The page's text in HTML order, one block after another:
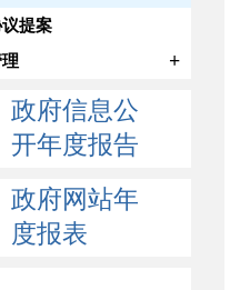
议提案
+
政府信息公
开年度报告
政府网站年
度报表